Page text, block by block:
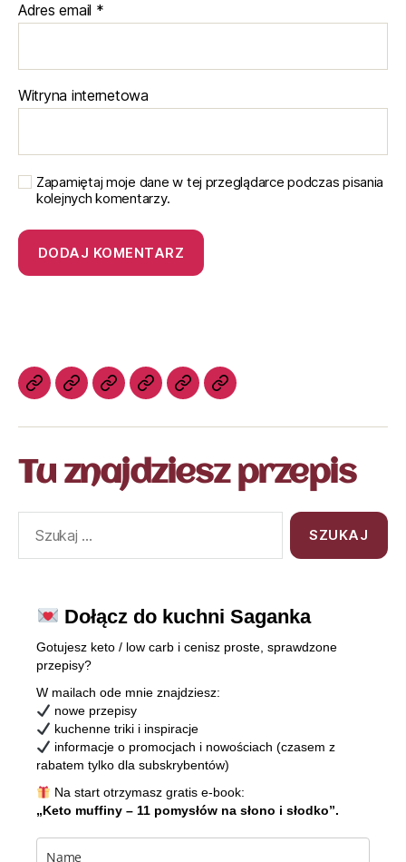
Adres email *
Witryna internetowa
Zapamiętaj moje dane w tej przeglądarce podczas pisania
kolejnych komentarzy.
Tu znajdziesz przepis
Dołącz do kuchni Saganka
Gotujesz keto / low carb i cenisz proste, sprawdzone
przepisy?
W mailach ode mnie znajdziesz:
nowe przepisy
kuchenne triki i inspiracje
informacje o promocjach i nowościach (czasem z
rabatem tylko dla subskrybentów)
Na start otrzymasz gratis e-book:
„Keto muffiny – 11 pomysłów na słono i słodko”.